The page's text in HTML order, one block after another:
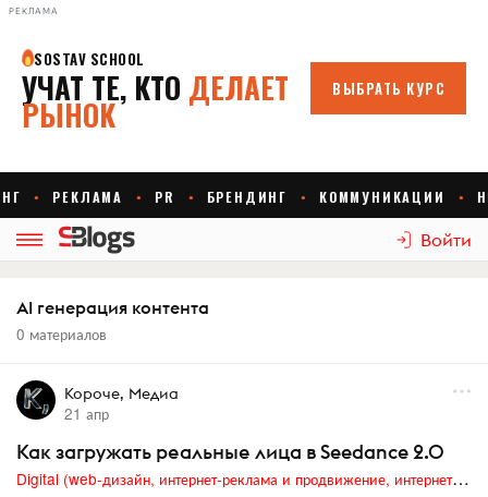
РЕКЛАМА
Войти
AI генерация контента
0 материалов
Короче, Медиа
21 апр
Как загружать реальные лица в Seedance 2.0
Digital (web-дизайн, интернет-реклама и продвижение, интернет-сообщества и блоги, интернет-коммуникации, мобильный маркетинг, реклама на цифровых экранах)